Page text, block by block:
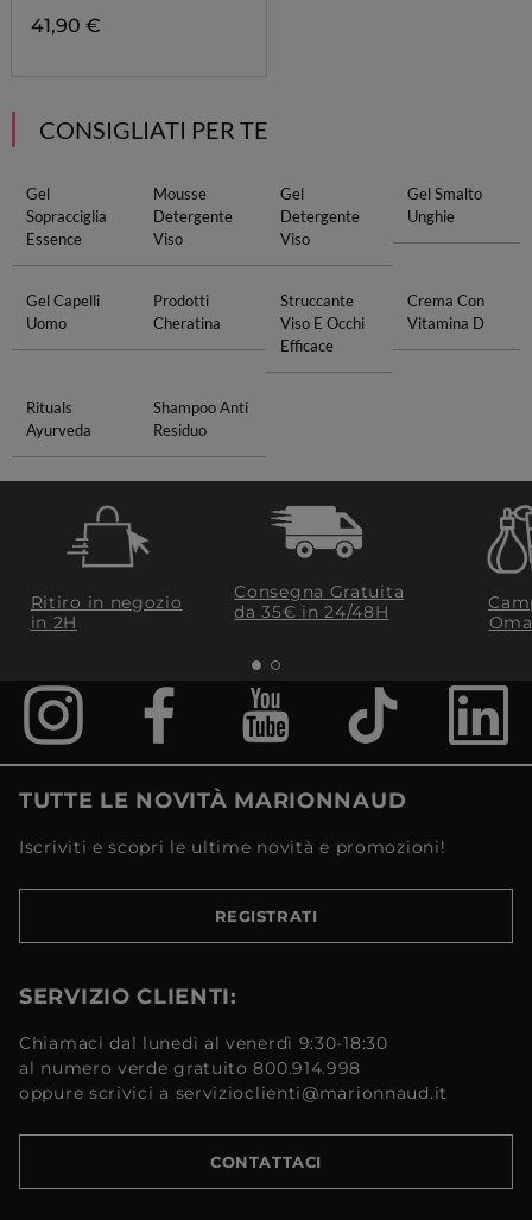
41,90 €
CONSIGLIATI PER TE
Gel
Sopracciglia
Essence
Mousse
Detergente
Viso
Gel
Detergente
Viso
Gel Smalto
Unghie
Gel Capelli
Uomo
Prodotti
Cheratina
Struccante
Viso E Occhi
Efficace
Crema Con
Vitamina D
Rituals
Ayurveda
Shampoo Anti
Residuo
Ritiro in negozio
in 2H
Consegna Gratuita
da 35€​ in 24/48H
TUTTE LE NOVITÀ MARIONNAUD
Iscriviti e scopri le ultime novità e promozioni!
REGISTRATI
SERVIZIO CLIENTI:
Chiamaci dal lunedì al venerdì 9:30-18:30
al numero verde gratuito 800.914.998
oppure scrivici a servizioclienti@marionnaud.it
CONTATTACI